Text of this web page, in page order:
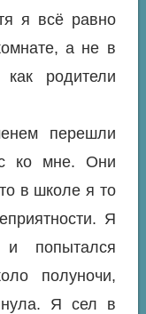
я всё равно
а не в
родители
перешли
ко мне. Они
в школе я то
Я
попытался
полуночи,
Я сел в